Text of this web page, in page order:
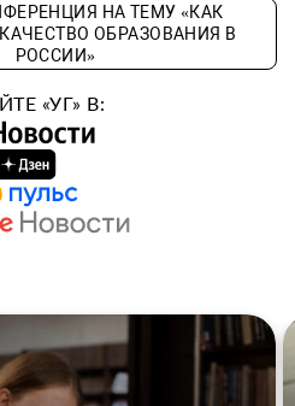
НА ТЕМУ «КАК
ОБРАЗОВАНИЯ В
РОССИИ»
«УГ» В: